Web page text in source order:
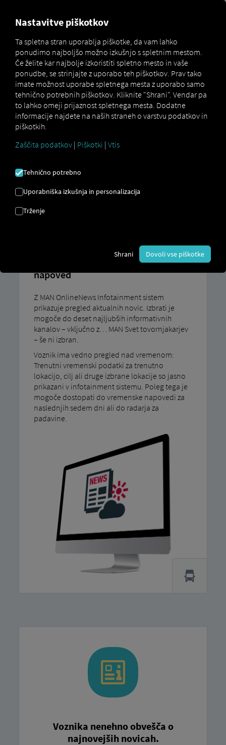
Marketplace
MAN
DigitalServices
MAN
Now
MAN
OnlineNews
Rezervacija MAN OnlineNews Brezplačno je.
MAN
Najnovejše novice in vremenska
napoved
Z MAN OnlineNews Infotainment sistem
prikazuje pregled aktualnih novic. Izbrati je
mogoče do deset najljubših informativnih
kanalov – vključno z… MAN Svet tovornjakarjev
– še ni izbran.
Voznik ima vedno pregled nad vremenom:
Trenutni vremenski podatki za trenutno
lokacijo, cilj ali druge izbrane lokacije so jasno
prikazani v infotainment sistemu. Poleg tega je
mogoče dostopati do vremenske napovedi za
naslednjih sedem dni ali do radarja za
padavine.
Voznika nenehno obvešča o
najnovejših novicah.
Nastavitve piškotkov
Ta spletna stran uporablja piškotke, da vam lahko
ponudimo najboljšo možno izkušnjo s spletnim mestom.
Če želite kar najbolje izkoristiti spletno mesto in vaše
ponudbe, se strinjajte z uporabo teh piškotkov. Prav tako
imate možnost uporabe spletnega mesta z uporabo samo
tehnično potrebnih piškotkov. Kliknite "Shrani". Vendar pa
to lahko omeji prijaznost spletnega mesta. Dodatne
informacije najdete na naših straneh o varstvu podatkov in
piškotkih.
Zaščita podatkov | Piškotki | Vtis
Tehnično potrebno
Uporabniška izkušnja in personalizacija
Trženje
Shrani Dovoli vse piškotke